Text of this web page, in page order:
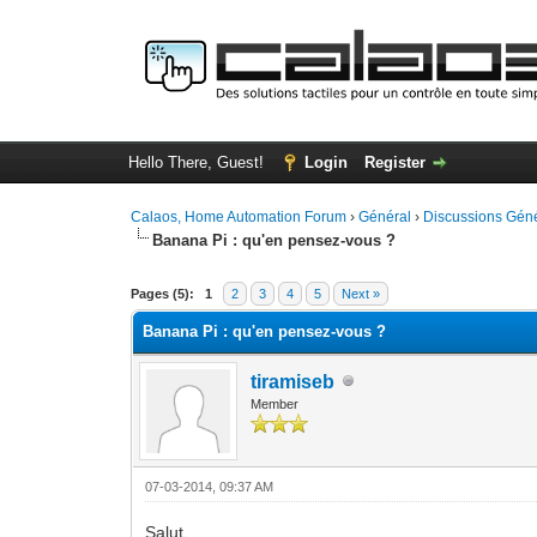
Hello There, Guest! Login Register
Calaos, Home Automation Forum ›Général › Discussions
Banana Pi : qu'en pensez-vous ?
Pages (5): 1 2 3 4 5 Next »
0 Vote(s) - 0 Average
1
2
3
4
5
Banana Pi : qu'en pensez-vous ?
tiramiseb
Member
07-03-2014, 09:37 AM
Salut,